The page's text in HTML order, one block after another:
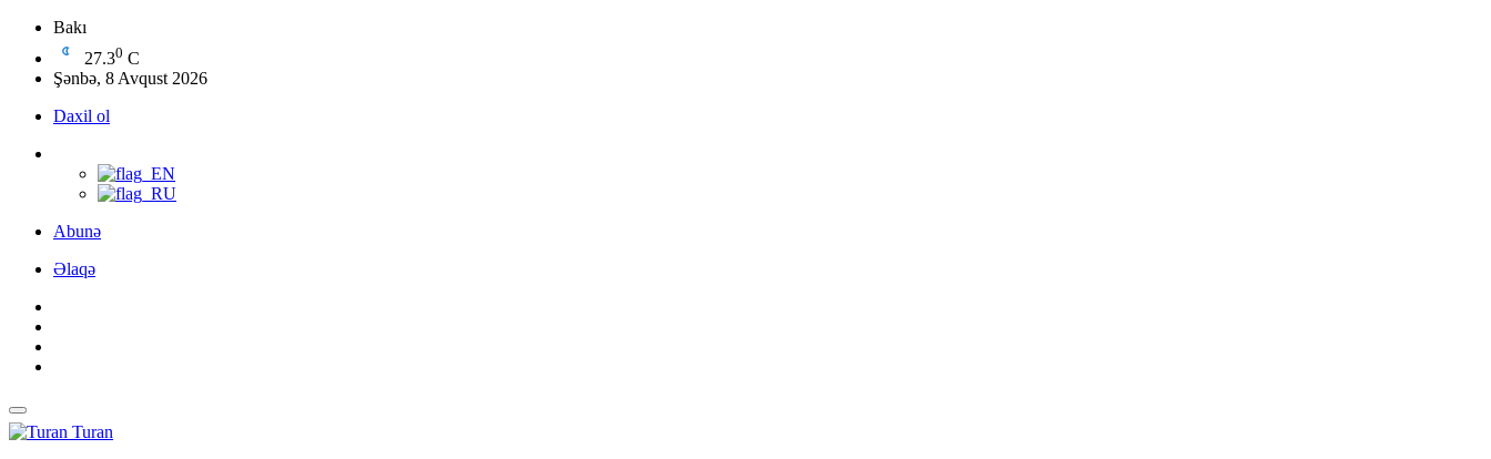
Bakı
27.30 C
Şənbə, 8 Avqust 2026
Daxil ol
Abunə
Əlaqə
Turan